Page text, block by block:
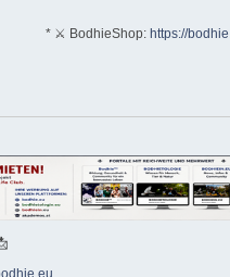
* ⚔ BodhieShop: https://